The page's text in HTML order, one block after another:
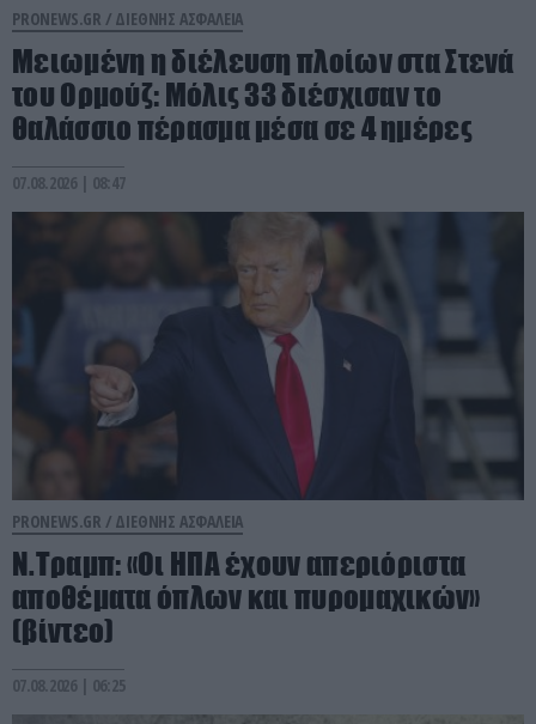
PRONEWS.GR / ΔΙΕΘΝΗΣ ΑΣΦΑΛΕΙΑ
Μειωμένη η διέλευση πλοίων στα Στενά
του Ορμούζ: Μόλις 33 διέσχισαν το
θαλάσσιο πέρασμα μέσα σε 4 ημέρες
07.08.2026 | 08:47
PRONEWS.GR / ΔΙΕΘΝΗΣ ΑΣΦΑΛΕΙΑ
Ν.Τραμπ: «Οι ΗΠΑ έχουν απεριόριστα
αποθέματα όπλων και πυρομαχικών»
(βίντεο)
07.08.2026 | 06:25